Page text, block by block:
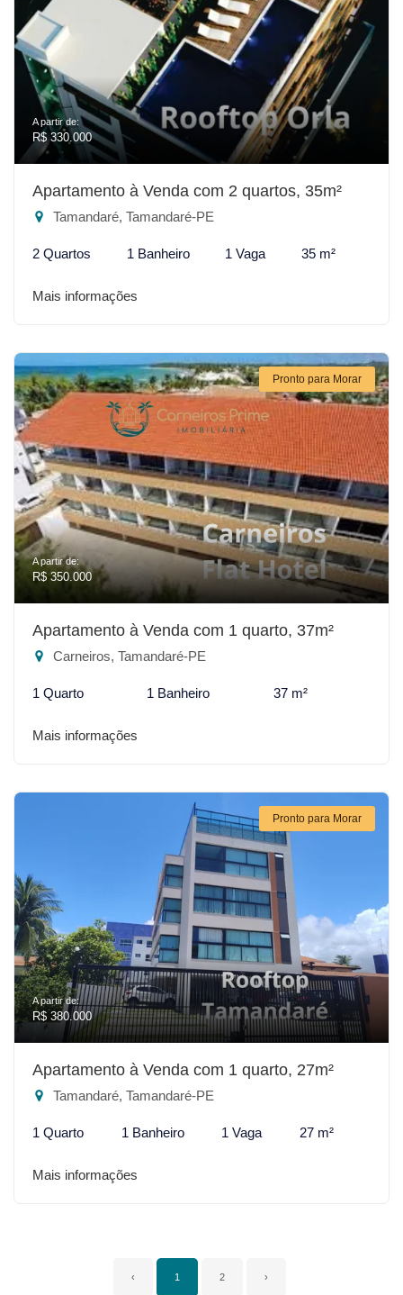
A partir de:
R$ 330.000
Apartamento à Venda com 2 quartos, 35m²
Tamandaré, Tamandaré-PE
2 Quartos 1 Banheiro 1 Vaga 35 m²
Mais informações
Pronto para Morar
A partir de:
R$ 350.000
Apartamento à Venda com 1 quarto, 37m²
Carneiros, Tamandaré-PE
1 Quarto 1 Banheiro 37 m²
Mais informações
Pronto para Morar
A partir de:
R$ 380.000
Apartamento à Venda com 1 quarto, 27m²
Tamandaré, Tamandaré-PE
1 Quarto 1 Banheiro 1 Vaga 27 m²
Mais informações
‹ 1 2 ›